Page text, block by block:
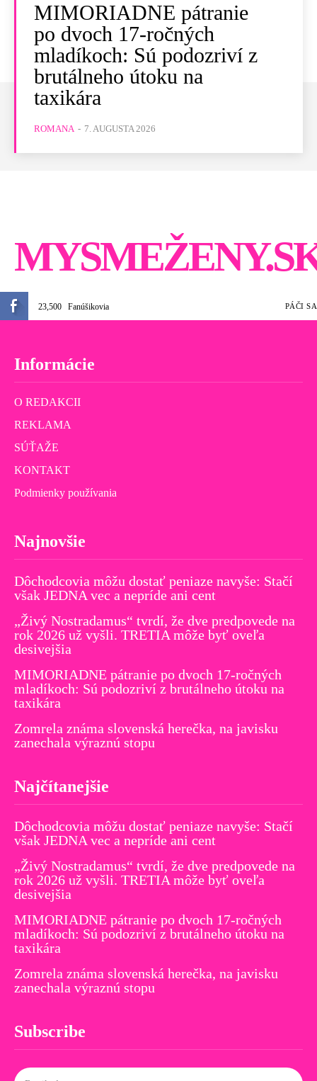
MIMORIADNE pátranie
po dvoch 17-ročných
mladíkoch: Sú podozriví z
brutálneho útoku na
taxikára
ROMANA - 7. AUGUSTA 2026
23,500 Fanúšikovia PÁČI SA
Informácie
O REDAKCII
REKLAMA
SÚŤAŽE
KONTAKT
Podmienky používania
Najnovšie
Dôchodcovia môžu dostať peniaze navyše: Stačí
však JEDNA vec a nepríde ani cent
„Živý Nostradamus“ tvrdí, že dve predpovede na
rok 2026 už vyšli. TRETIA môže byť oveľa
desivejšia
MIMORIADNE pátranie po dvoch 17-ročných
mladíkoch: Sú podozriví z brutálneho útoku na
taxikára
Zomrela známa slovenská herečka, na javisku
zanechala výraznú stopu
Najčítanejšie
Dôchodcovia môžu dostať peniaze navyše: Stačí
však JEDNA vec a nepríde ani cent
„Živý Nostradamus“ tvrdí, že dve predpovede na
rok 2026 už vyšli. TRETIA môže byť oveľa
desivejšia
MIMORIADNE pátranie po dvoch 17-ročných
mladíkoch: Sú podozriví z brutálneho útoku na
taxikára
Zomrela známa slovenská herečka, na javisku
zanechala výraznú stopu
Subscribe